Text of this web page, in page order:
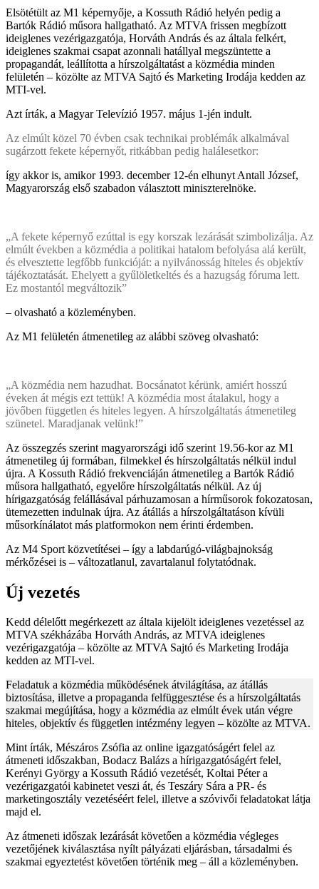
Elsötétült az M1 képernyője, a Kossuth Rádió helyén pedig a
Bartók Rádió műsora hallgatható. Az MTVA frissen megbízott
ideiglenes vezérigazgatója, Horváth András és az általa felkért,
ideiglenes szakmai csapat azonnali hatállyal megszüntette a
propagandát, leállította a hírszolgáltatást a közmédia minden
felületén – közölte az MTVA Sajtó és Marketing Irodája kedden az
MTI-vel.
Azt írták, a Magyar Televízió 1957. május 1-jén indult.
Az elmúlt közel 70 évben csak technikai problémák alkalmával
sugárzott fekete képernyőt, ritkábban pedig halálesetkor:
így akkor is, amikor 1993. december 12-én elhunyt Antall József,
Magyarország első szabadon választott miniszterelnöke.
„A fekete képernyő ezúttal is egy korszak lezárását szimbolizálja. Az
elmúlt években a közmédia a politikai hatalom befolyása alá került,
és elvesztette legfőbb funkcióját: a nyilvánosság hiteles és objektív
tájékoztatását. Ehelyett a gyűlöletkeltés és a hazugság fóruma lett.
Ez mostantól megváltozik”
– olvasható a közleményben.
Az M1 felületén átmenetileg az alábbi szöveg olvasható:
„A közmédia nem hazudhat. Bocsánatot kérünk, amiért hosszú
éveken át mégis ezt tettük! A közmédia most átalakul, hogy a
jövőben független és hiteles legyen. A hírszolgáltatás átmenetileg
szünetel. Maradjanak velünk!”
Az összegzés szerint magyarországi idő szerint 19.56-kor az M1
átmenetileg új formában, filmekkel és hírszolgáltatás nélkül indul
újra. A Kossuth Rádió frekvenciáján átmenetileg a Bartók Rádió
műsora hallgatható, egyelőre hírszolgáltatás nélkül. Az új
hírigazgatóság felállásával párhuzamosan a hírműsorok fokozatosan,
ütemezetten indulnak újra. Az átállás a hírszolgáltatáson kívüli
műsorkínálatot más platformokon nem érinti érdemben.
Az M4 Sport közvetítései – így a labdarúgó-világbajnokság
mérkőzései is – változatlanul, zavartalanul folytatódnak.
Új vezetés
Kedd délelőtt megérkezett az általa kijelölt ideiglenes vezetéssel az
MTVA székházába Horváth András, az MTVA ideiglenes
vezérigazgatója – közölte az MTVA Sajtó és Marketing Irodája
kedden az MTI-vel.
Feladatuk a közmédia működésének átvilágítása, az átállás
biztosítása, illetve a propaganda felfüggesztése és a hírszolgáltatás
szakmai megújítása, hogy a közmédia az elmúlt évek után végre
hiteles, objektív és független intézmény legyen – közölte az MTVA.
Mint írták, Mészáros Zsófia az online igazgatóságért felel az
átmeneti időszakban, Bodacz Balázs a hírigazgatóságért felel,
Kerényi György a Kossuth Rádió vezetését, Koltai Péter a
vezérigazgatói kabinetet veszi át, és Teszáry Sára a PR- és
marketingosztály vezetéséért felel, illetve a szóvivői feladatokat látja
majd el.
Az átmeneti időszak lezárását követően a közmédia végleges
vezetőjének kiválasztása nyílt pályázati eljárásban, társadalmi és
szakmai egyeztetést követően történik meg – áll a közleményben.